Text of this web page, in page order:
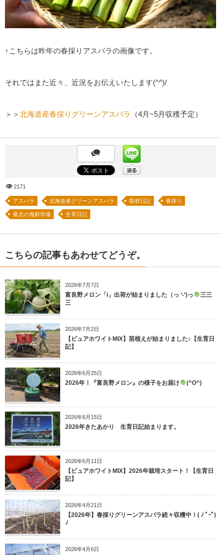
↑こちらは昨年の春採りアスパラの画像です。
それではまた近々、近況をお伝えいたします(^^)/
＞＞ 北海道産春採りグリーンアスパラ （4月~5月収穫予定）
2171
アスパラ 北海道産グリーンアスパラ 取材日記 春採り
最北の海鮮市場 生育日記
こちらの記事もあわせてどうぞ。
2026年7月7日
富良野メロン「i」出荷が始まりました（っ ‘-‘)っ
三三
三
2026年7月2日
【ピュアホワイトMIX】苗植えが始まりました♪【生育日
記】
2026年6月25日
2026年！『富良野メロン』の様子をお届け (^O^)
2026年6月15日
2026年きたあかり 生育日記始まります。
2026年6月11日
【ピュアホワイトMIX】2026年栽培スタート！【生育日
記】
2026年4月21日
【2026年】春採りグリーンアスパラ続々収穫中！( ﾉ ﾟｰﾟ)
ﾉ
2026年4月6日